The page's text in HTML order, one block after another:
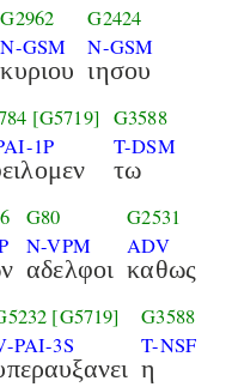
G2962
N-GSM
κυριου
G2424
N-GSM
ιησου
[G5719]
1P
G3588
T-DSM
τω
G80
N-VPM
αδελφοι
G2531
ADV
καθως
[G5719]
PAI-3S
G3588
T-NSF
η